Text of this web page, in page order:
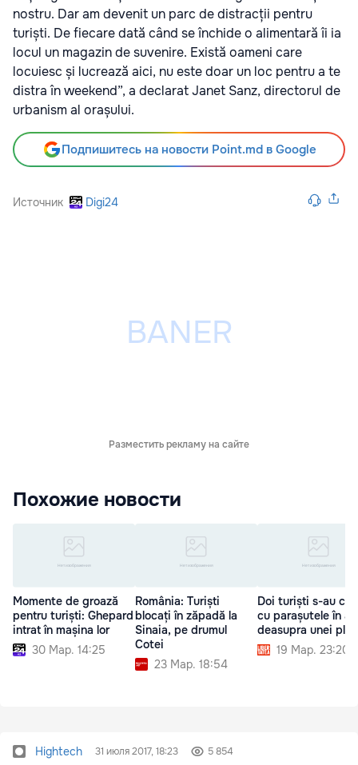
nostru. Dar am devenit un parc de distracții pentru
turiști. De fiecare dată când se închide o alimentară îi ia
locul un magazin de suvenire. Există oameni care
locuiesc și lucrează aici, nu este doar un loc pentru a te
distra în weekend”, a declarat Janet Sanz, directorul de
urbanism al orașului.
Подпишитесь на новости Point.md в Google
Источник Digi24
Разместить рекламу на сайте
Похожие новости
Momente de groază
pentru turiști: Ghepard
intrat în mașina lor
30 Мар. 14:25
România: Turiști
blocați în zăpadă la
Sinaia, pe drumul
Cotei
23 Мар. 18:54
Doi turiști s-au
cu parașutele în
deasupra unei
19 Мар. 23:20
Hightech 31 июля 2017, 18:23 5 854